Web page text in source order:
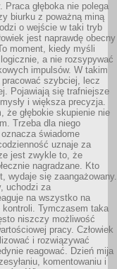
głęboka nie polega
biurku z poważną miną
o wejście w taki tryb
jest naprawdę obecny
moment, kiedy myśli
a nie rozsypywać
impulsów. W takim
szybciej, lecz
Pojawiają się trafniejsze
i większa precyzja.
że głębokie skupienie nie
Trzeba dla niego
świadome
uznaje za
jest zwykle to, że
nagradzane. Kto
wydaje się zaangażowany.
uchodzi za
na wszystko na
kontroli. Tymczasem taka
niszczy możliwość
pracy. Człowiek
i rozwiązywać
reagować. Dzień mija
komentowaniu i